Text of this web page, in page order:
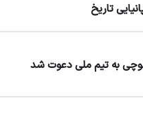
تاریخ
به تیم ملی دعوت شد